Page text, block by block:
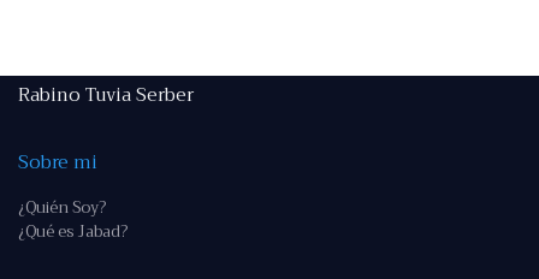
Rabino Tuvia Serber
Sobre mi
¿Quién Soy?
¿Qué es Jabad?